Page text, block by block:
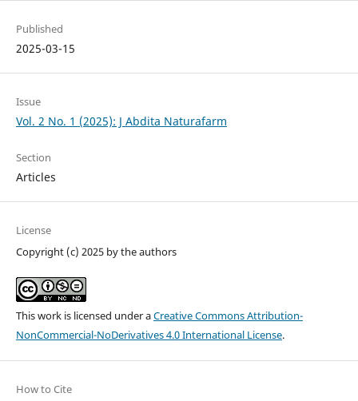
Published
2025-03-15
Issue
Vol. 2 No. 1 (2025): J Abdita Naturafarm
Section
Articles
License
Copyright (c) 2025 by the authors
This work is licensed under aCreative Commons Attribution-
NonCommercial-NoDerivatives 4.0 International License.
How to Cite